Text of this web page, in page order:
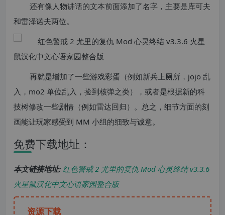
还有像人物讲话的文本前面添加了名字，主要是库可夫
和雷泽诺夫两位。
再就是增加了一些游戏彩蛋（例如新兵上厕所，jojo 乱
入，mo2 单位乱入，捡到核弹之类），或者是根据新的科
技树修改一些剧情（例如雷达回归）。总之，细节方面的刻
画能让玩家感受到 MM 小组的细致与诚意。
免费下载地址：
本文链接地址: 红色警戒 2 尤里的复仇 Mod 心灵终结 v3.3.6
火星鼠汉化中文心语家园整合版
资源下载